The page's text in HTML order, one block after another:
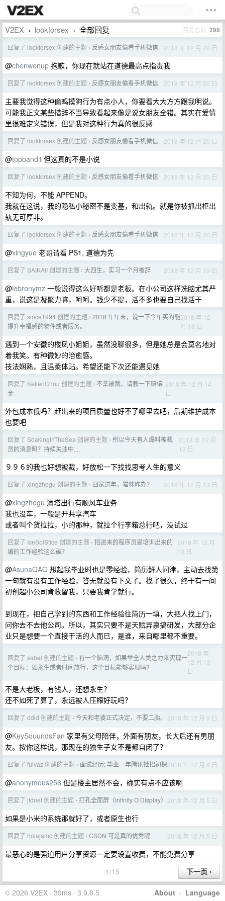
V2EX › lookforsex › 全部回复 回复总数 298
回复了 lookforsex 创建的主题 › 反感女朋友偷看手机微信 2018 年 12 月 20 日
@chenwenup 抱歉，你现在就站在道德最高点指责我
回复了 lookforsex 创建的主题 › 反感女朋友偷看手机微信 2018 年 12 月 20 日
主要我觉得这种偷鸡摸狗行为有点小人，你要看大大方方跟我明说。
可能我正文某些措辞不当导致看起来像是说女朋友全错。其实在爱情
里很难定义错误，但是我对这种行为真的很反感
回复了 lookforsex 创建的主题 › 反感女朋友偷看手机微信 2018 年 12 月 20 日
@topbandit 但这真的不是小说
回复了 lookforsex 创建的主题 › 反感女朋友偷看手机微信 2018 年 12 月 20 日
不知为何，不能 APPEND。
我就在这说，我的隐私小秘密不是变基，和出轨。就是你被抓出柜出
轨无可厚非。
回复了 lookforsex 创建的主题 › 反感女朋友偷看手机微信 2018 年 12 月 20 日
@xingyue 老哥请看 PS1, 道德为先
回复了 SAIKAII 创建的主题 › 大四生，实习一个月被辞 2018 年 12 月 19 日
@lebronymz 一般说得这么好听都是老板。在小公司这样洗脑尤其严
重，说这是凝聚力嘛，呵呵。钱少不提，活不多也要自己找活干
回复了 since1994 创建的主题 › 2018 年年末，说一下今年买的能
提升幸福感的物件或者服务。
2018 年 12
月 18 日
遇到一个安徽的楼凤小姐姐，虽然没聊很多，但是她总是会莫名地对
着我笑。有种微妙的治愈感。
技法娴熟，且温柔体贴。希望还能下次还能遇见她
回复了 KellenChou 创建的主题 › 不幸被裁，请教一下赔偿
金
2018 年 12 月 14
日
外包成本低吗？赶出来的项目质量也好不了哪里去吧，后期维护成本
也要吧
回复了 SoakingInTheSea 创建的主题 › 所以今天有人爆料被裁
员的消息吗？持续关注中....
2018 年 12 月
13 日
９９６的我也好想被裁，好放松一下找找思考人生的意义
回复了 xingzhegu 创建的主题 › 回家过年，猫咪咋办？ 2018 年 12 月 13 日
@xingzhegu 滴塔出行有顺风车业务
我也没车，一般是开共享汽车
或者叫个货拉拉，小的那种，就拉个行李箱总行吧，没试过
回复了 IceSolStice 创建的主题 › 招进来的程序员是培训出来的
编的工作经验这么破？
2018 年 12 月
13 日
@AsunaQAQ 想起我毕业时也是零经验，简历鲜人问津，主动去找第
一句就有没有工作经验，答无就没有下文了。找了很久，终于有一间
初创超小公司肯收留我，只要我肯学就行。
到现在，把自己学到的东西和工作经验往简历一填，大把人找上门，
问你去不去他公司。所以，其实只要不是天赋异禀搞研发，大部分企
业只是想要一个直接干活的人而已，是谁，来自哪里都不重要。
回复了 sabel 创建的主题 › 有一个脑洞，如果举全人类之力来实现一
个目标：如永生或者时间旅行，这个目标能够实现吗?
2018 年
12 月 13
日
不是大老板，有钱人，还想永生？
还不如死了算了，永远被人压榨好玩吗？
回复了 ddid 创建的主题 › 今天和老婆正式决定，不要二胎。 2018 年 12 月 9 日
@KeySouundsFan 家里有父母陪伴，外面有朋友，长大后还有男朋
友。按你这样说，那现在的独生子女不是都自闭了？
回复了 fulvaz 创建的主题 › 面试经历: 毕业一年腾讯社招初探2018 年 12 月 8 日
@anonymous256 但是楼主居然不会，确实有点不应该啊
回复了 jfdnet 创建的主题 › 打孔全面屏（Infinity O Display） 2018 年 12 月 5 日
如果是小米的系统那就好了，或者原生也行
回复了 holajamc 创建的主题 › CSDN 可是真的优秀呢 2018 年 12 月 5 日
最恶心的是强迫用户分享资源一定要设置收费，不能免费分享
1/15
About · Language
© 2026 V2EX · 39ms · 3.9.8.5